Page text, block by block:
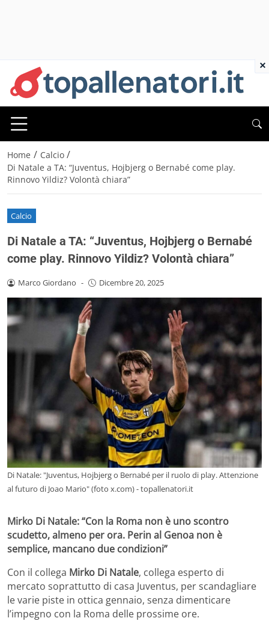
Home / Calcio /
Di Natale a TA: “Juventus, Hojbjerg o Bernabé come play.
Rinnovo Yildiz? Volontà chiara”
Calcio
Di Natale a TA: “Juventus, Hojbjerg o Bernabé
come play. Rinnovo Yildiz? Volontà chiara”
Marco Giordano - Dicembre 20, 2025
Di Natale: "Juventus, Hojbjerg o Bernabé per il ruolo di play. Attenzione
al futuro di Joao Mario" (foto x.com) - topallenatori.it
Mirko Di Natale: “Con la Roma non è uno scontro
scudetto, almeno per ora. Perin al Genoa non è
semplice, mancano due condizioni”
Con il collega Mirko Di Natale, collega esperto di
mercato soprattutto di casa Juventus, per scandagliare
le varie piste in ottica gennaio, senza dimenticare
l’impegno con la Roma delle prossime ore.
×